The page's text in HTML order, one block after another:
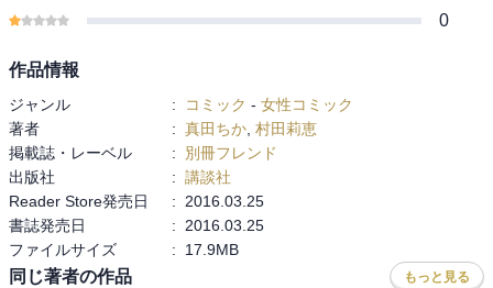
0
作品情報
ジャンル : コミック - 女性コミック
著者
: 真田ちか 村田莉恵
掲載誌・レーベル
:
別冊フレンド
出版社
: 講談社
Reader Store発売日
:
2016.03.25
書誌発売日
:
2016.03.25
ファイルサイズ
: 17.9MB
同じ著者の作品 もっと見る